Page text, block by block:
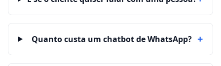
Quanto custa um chatbot de WhatsApp? +